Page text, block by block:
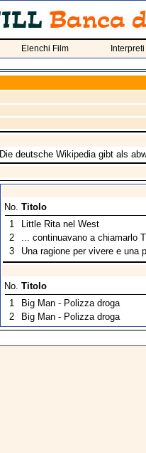
Elenchi Film Interpreti
Die deutsche Wikipedia gibt als
No. Titolo
1
Little Rita nel West
2
... continuavano a chiamarlo
3
Una ragione per vivere e una
No. Titolo
1
Big Man - Polizza droga
2
Big Man - Polizza droga